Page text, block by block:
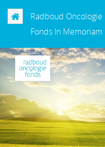
Radboud Oncologie
Fonds In Memoriam